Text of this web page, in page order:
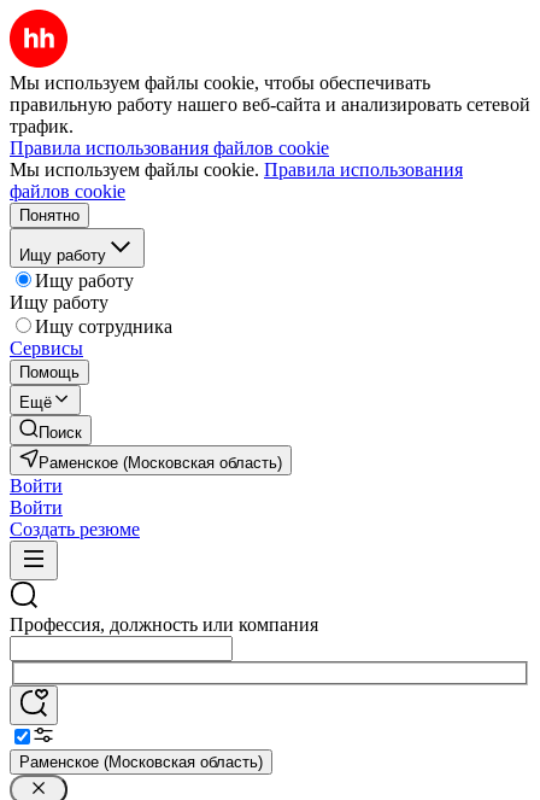
Мы используем файлы cookie, чтобы обеспечивать
правильную работу нашего веб-сайта и анализировать сетевой
трафик.
Правила использования файлов cookie
Мы используем файлы cookie. Правила использования
файлов cookie
Понятно
Ищу работу
Ищу работу
Ищу работу
Ищу сотрудника
Сервисы
Помощь
Ещё
Поиск
Раменское (Московская область)
Войти
Войти
Создать резюме
Профессия, должность или компания
Раменское (Московская область)